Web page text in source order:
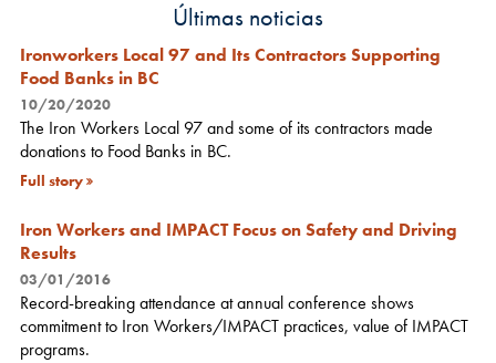
Últimas noticias
Ironworkers Local 97 and Its Contractors Supporting
Food Banks in BC
10/20/2020
The Iron Workers Local 97 and some of its contractors made
donations to Food Banks in BC.
Full story
Iron Workers and IMPACT Focus on Safety and Driving
Results
03/01/2016
Record-breaking attendance at annual conference shows
commitment to Iron Workers/IMPACT practices, value of IMPACT
programs.